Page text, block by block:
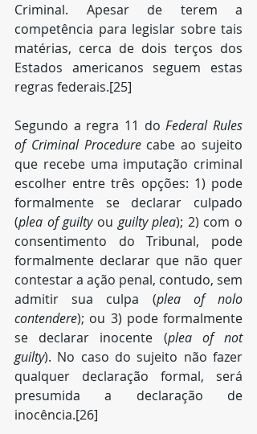
Criminal. Apesar de terem a
competência para legislar sobre tais
matérias, cerca de dois terços dos
Estados americanos seguem estas
regras federais.[25]
Segundo a regra 11 do Federal Rules
of Criminal Procedure cabe ao sujeito
que recebe uma imputação criminal
escolher entre três opções: 1) pode
formalmente se declarar culpado
(plea of guilty ou guilty plea); 2) com o
consentimento do Tribunal, pode
formalmente declarar que não quer
contestar a ação penal, contudo, sem
admitir sua culpa (plea of nolo
contendere); ou 3) pode formalmente
se declarar inocente (plea of not
guilty). No caso do sujeito não fazer
qualquer declaração formal, será
presumida a declaração de
inocência.[26]